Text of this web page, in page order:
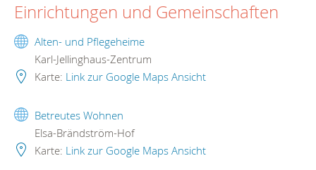
Einrichtungen und Gemeinschaften
Alten- und Pflegeheime
Karl-Jellinghaus-Zentrum
Karte: Link zur Google Maps Ansicht
Betreutes Wohnen
Elsa-Brändström-Hof
Karte: Link zur Google Maps Ansicht